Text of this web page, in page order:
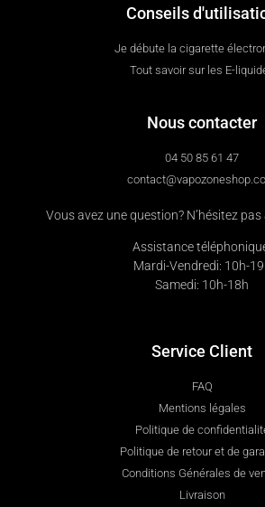
Conseils
Je débute la cigarette
Tout savoir sur les E-
Nous contacter
04 50 85 61 47
Vous avez une question? N’hésitez
Assistance
Mardi-Vendredi: 10h-
Samedi: 10h-18h
Service Client
FAQ
Mentions légales
Politique de
Politique de retour et de
Conditions Générales de
Livraison